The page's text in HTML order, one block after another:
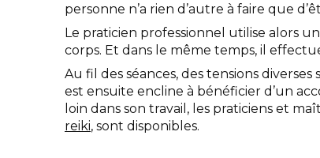
personne n’a rien d’autre à faire que
Le praticien professionnel utilise alors
corps. Et dans le même temps, il
Au fil des séances, des tensions
est ensuite encline à bénéficier d’un
loin dans son travail, les praticiens et
reiki, sont disponibles.